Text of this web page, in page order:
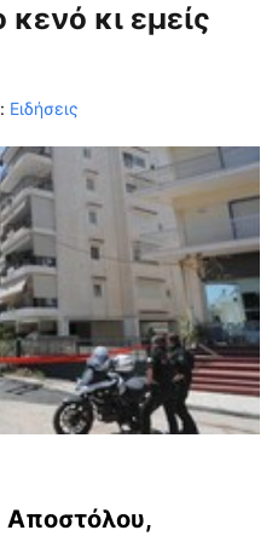
κενό κι εμείς
Ειδήσεις
Αποστόλου,